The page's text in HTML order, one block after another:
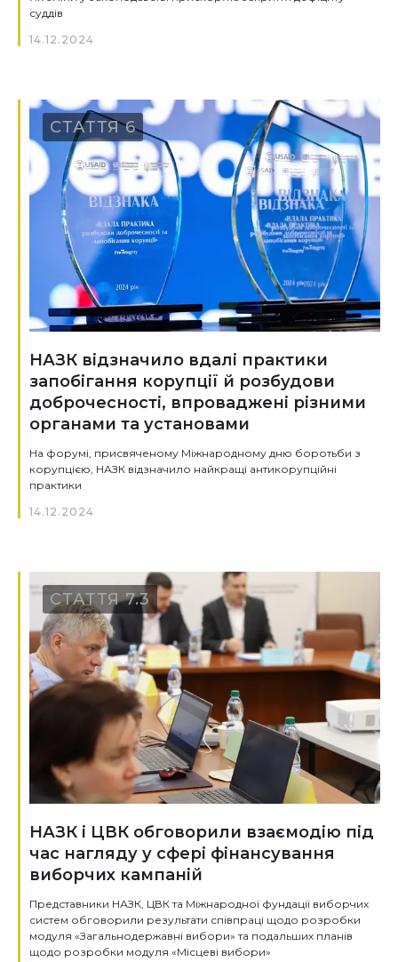
суддів
14.12.2024
СТАТТЯ 6
НАЗК відзначило вдалі практики
запобігання корупції й розбудови
доброчесності, впроваджені різними
органами та установами
На форумі, присвяченому Міжнародному дню боротьби з
корупцією, НАЗК відзначило найкращі антикорупційні
практики
14.12.2024
СТАТТЯ 7.3
НАЗК і ЦВК обговорили взаємодію під
час нагляду у сфері фінансування
виборчих кампаній
Представники НАЗК, ЦВК та Міжнародної фундації виборчих
систем обговорили результати співпраці щодо розробки
модуля «Загальнодержавні вибори» та подальших планів
щодо розробки модуля «Місцеві вибори»